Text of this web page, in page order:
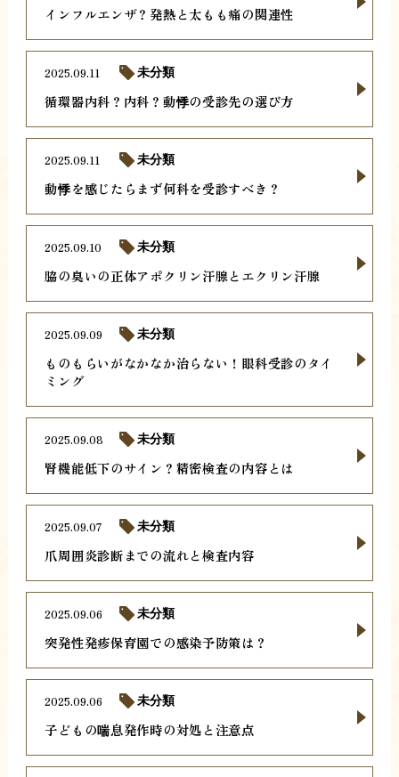
インフルエンザ？発熱と太もも痛の関連性
循環器内科？内科？動悸の受診先の選び方
2025.09.11 未分類
動悸を感じたらまず何科を受診すべき？
2025.09.11 未分類
脇の臭いの正体アポクリン汗腺とエクリン汗腺
2025.09.10 未分類
ものもらいがなかなか治らない！眼科受診のタイ
ミング
2025.09.09 未分類
腎機能低下のサイン？精密検査の内容とは
2025.09.08 未分類
爪周囲炎診断までの流れと検査内容
2025.09.07 未分類
突発性発疹保育園での感染予防策は？
2025.09.06 未分類
子どもの喘息発作時の対処と注意点
2025.09.06 未分類